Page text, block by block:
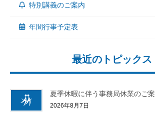
特別講義のご案内
年間行事予定表
最近のトピックス
夏季休暇に伴う事務局休業のご
2026年8月7日